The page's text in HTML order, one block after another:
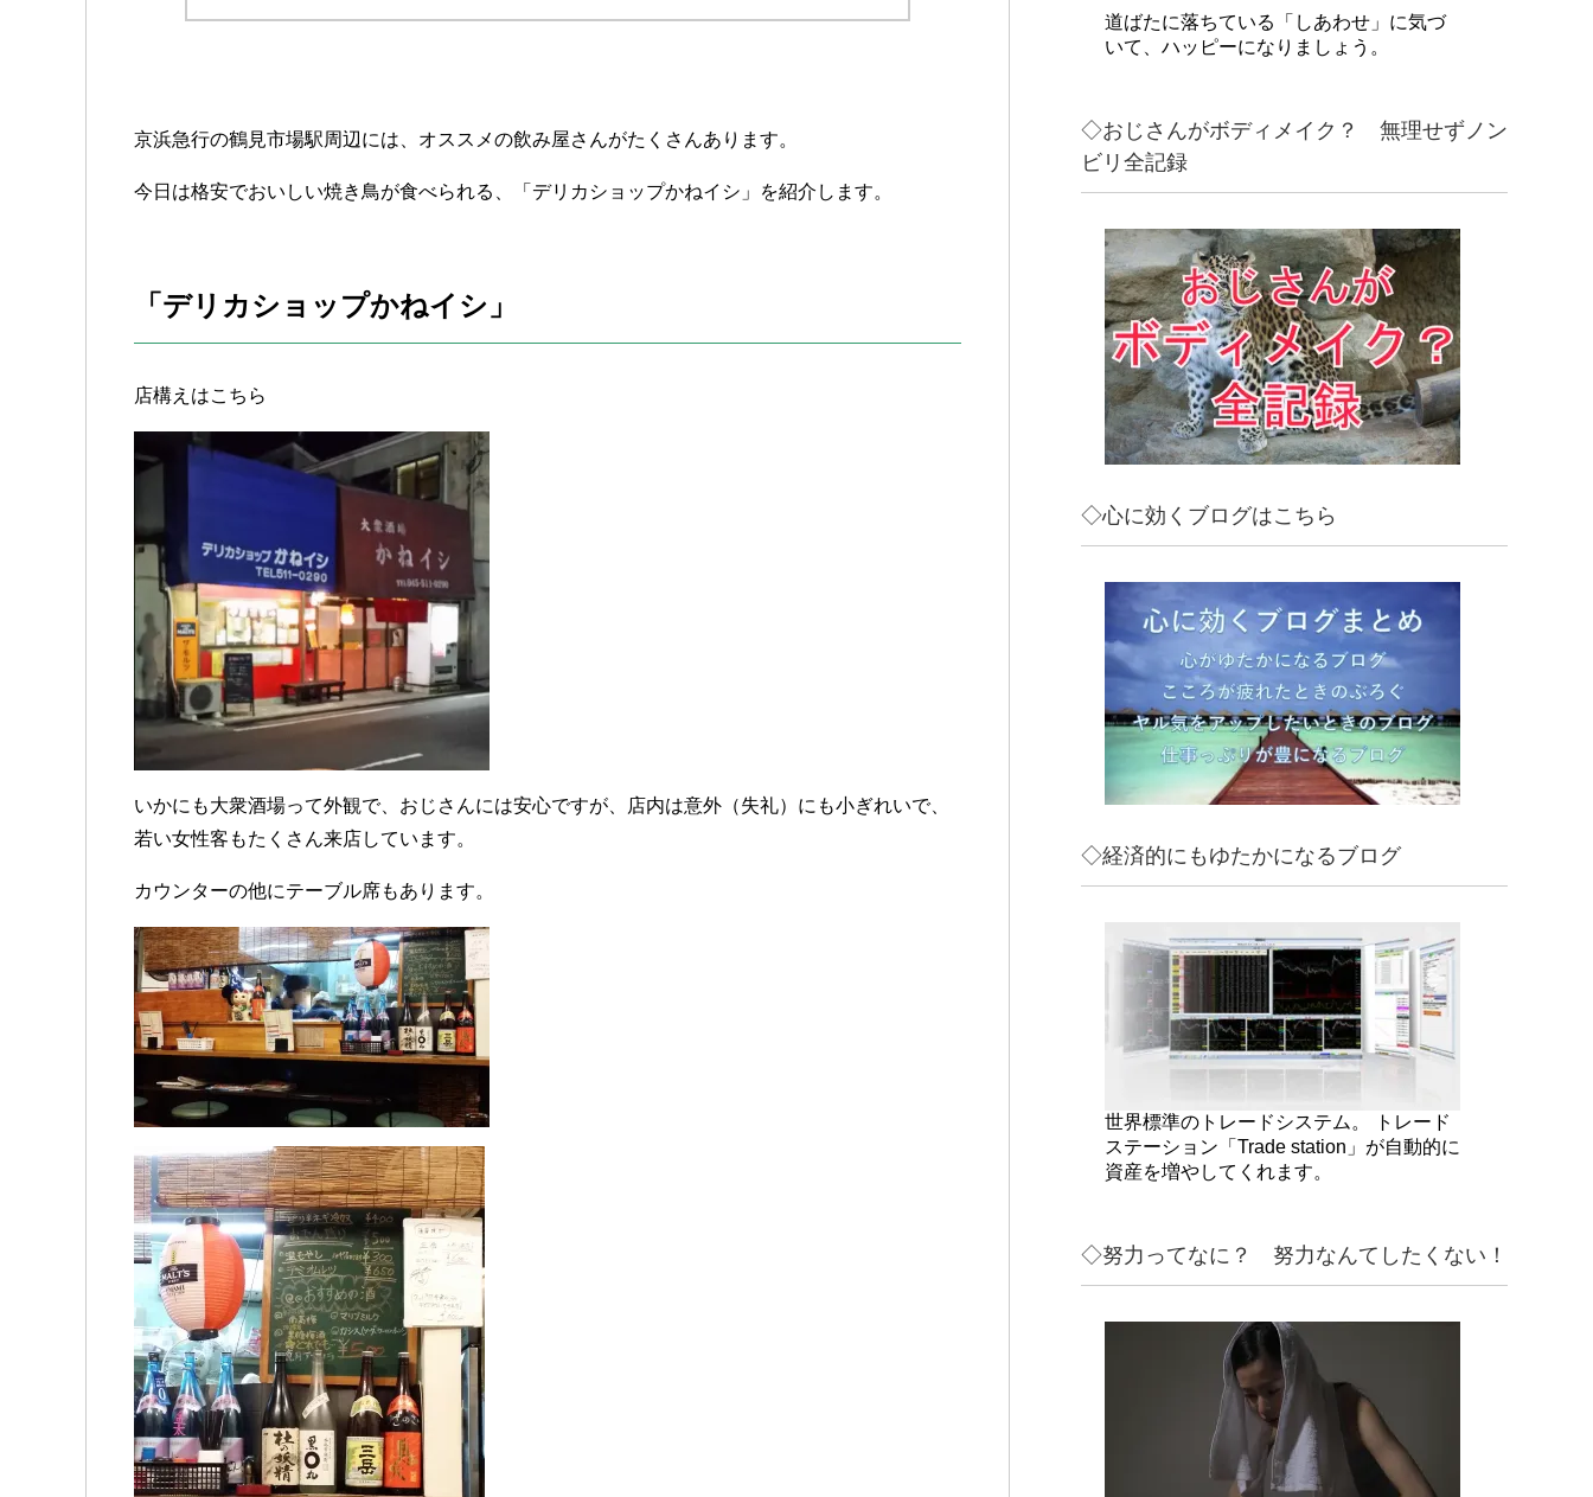
京浜急行の鶴見市場駅周辺には、オススメの飲み屋さんがたくさんあります。
今日は格安でおいしい焼き鳥が食べられる、「デリカショップかねイシ」を紹介します。
「デリカショップかねイシ」
店構えはこちら
いかにも大衆酒場って外観で、おじさんには安心ですが、店内は意外（失礼）にも小ぎれいで、
若い女性客もたくさん来店しています。
カウンターの他にテーブル席もあります。
道ばたに落ちている「しあわせ」に気づ
いて、ハッピーになりましょう。
◇おじさんがボディメイク？ 無理せずノン
ビリ全記録
◇心に効くブログはこちら
◇経済的にもゆたかになるブログ
世界標準のトレードシステム。 トレード
ステーション「Trade station」が自動的に
資産を増やしてくれます。
◇努力ってなに？ 努力なんてしたくない！